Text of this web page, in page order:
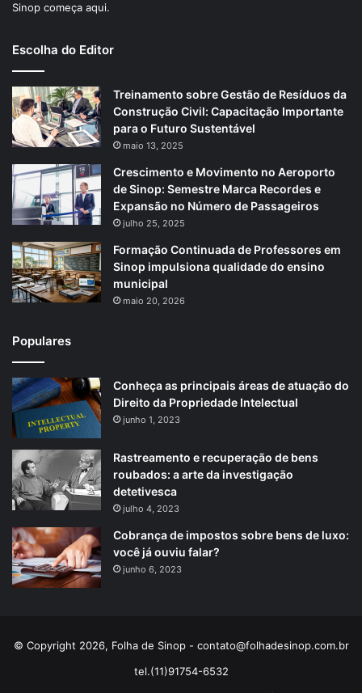
Sinop começa aqui.
Escolha do Editor
Treinamento sobre Gestão de Resíduos da
Construção Civil: Capacitação Importante
para o Futuro Sustentável
maio 13, 2025
Crescimento e Movimento no Aeroporto
de Sinop: Semestre Marca Recordes e
Expansão no Número de Passageiros
julho 25, 2025
Formação Continuada de Professores em
Sinop impulsiona qualidade do ensino
municipal
maio 20, 2026
Populares
Conheça as principais áreas de atuação do
Direito da Propriedade Intelectual
junho 1, 2023
Rastreamento e recuperação de bens
roubados: a arte da investigação
detetivesca
julho 4, 2023
Cobrança de impostos sobre bens de luxo:
você já ouviu falar?
junho 6, 2023
© Copyright 2026, Folha de Sinop - contato@folhadesinop.com.br
tel.(11)91754-6532